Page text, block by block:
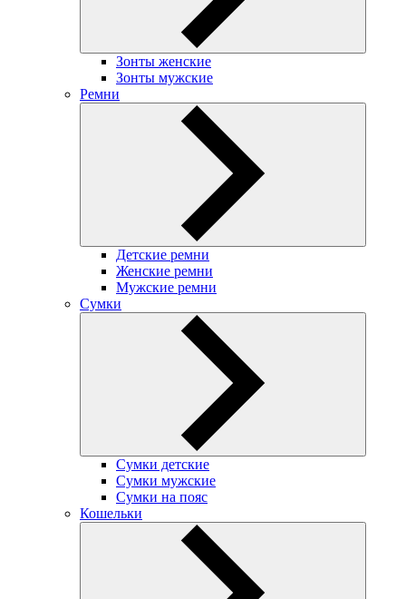
Зонты женские
Зонты мужские
Ремни
Детские ремни
Женские ремни
Мужские ремни
Сумки
Сумки детские
Сумки мужские
Сумки на пояс
Кошельки